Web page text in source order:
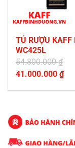
TỦ RƯỢU KAFF
WC425L
54.800.000₫
Giá
41.000.000₫
là: